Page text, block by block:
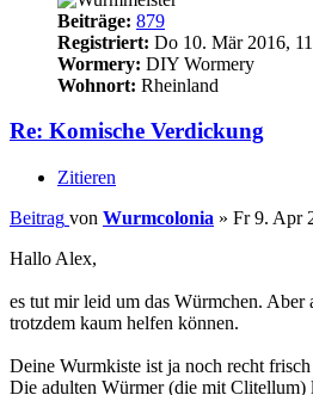
Beiträge: 879
Registriert: Do 10. Mär 2016,
Wormery: DIY Wormery
Wohnort: Rheinland
Re: Komische Verdickung
Zitieren
Beitrag von Wurmcolonia » Fr 9. Apr
Hallo Alex,
es tut mir leid um das Würmchen.
trotzdem kaum helfen können.
Deine Wurmkiste ist ja noch recht
Die adulten Würmer (die mit Clitellum)